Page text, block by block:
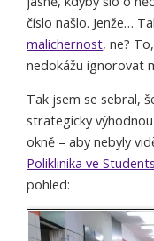
číslo našlo. Jenže…
malichernost, ne?
nedokážu ignorovat
Tak jsem se sebral,
strategicky
okně – aby nebyly
Poliklinika ve
pohled: